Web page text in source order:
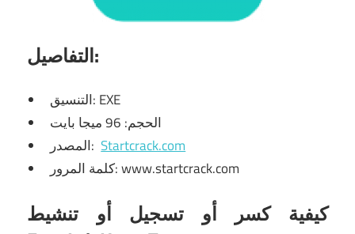
التفاصيل:
التنسيق: EXE
الحجم: 96 ميجا بايت
المصدر:Startcrack.com
كلمة المرور: www.startcrack.com
كيفية كسر أو تسجيل أو تنشيط